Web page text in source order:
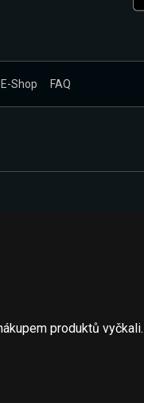
E-Shop FAQ
produktů vyčkali.